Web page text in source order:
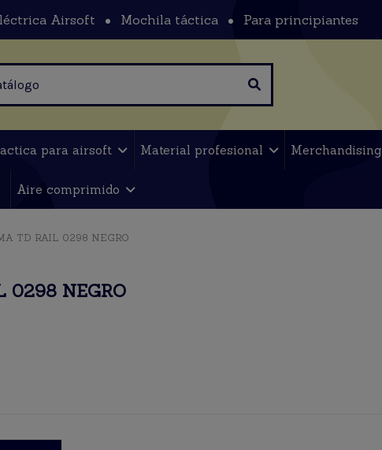
Airsoft Mochila táctica Para principiantes
para airsoft Material profesional Merchandising
Aire comprimido
TD RAIL 0298 NEGRO
0298 NEGRO